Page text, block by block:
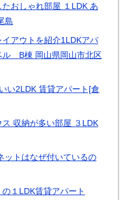
おしゃれ部屋 １LDK あ
島
アウトを紹介1LDKアパ
B棟 岡山県岡山市北区
い2LDK 賃貸アパート[倉
収納が多い部屋 ３LDK
ットはなぜ付いているの
１LDK賃貸アパート